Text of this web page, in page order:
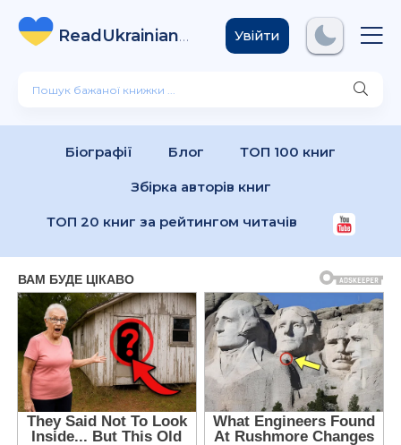
ReadUkrainian
Books .com
Увійти
Біографії Блог ТОП 100 книг
Збірка авторів книг
ТОП 20 книг за рейтингом читачів